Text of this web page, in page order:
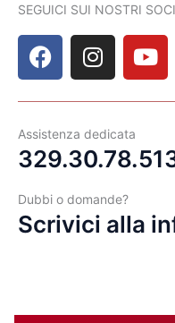
Assistenza dedicata
Dubbi o domande?
Scrivici alla
SEGUICI SUI NOSTRI
F
a
b
o
k
I
n
a
g
a
m
Y
o
b